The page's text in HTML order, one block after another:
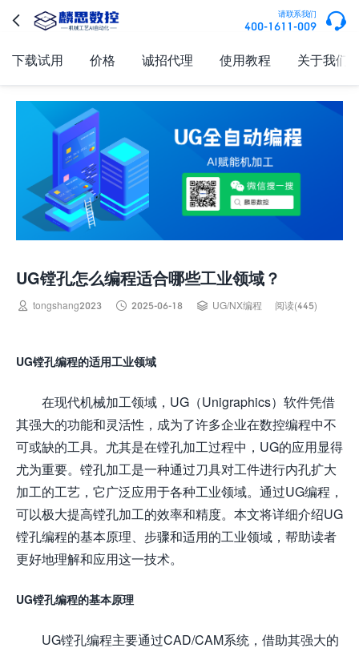
 请联系我们
400-1611-009 
下载试用 价格 诚招代理 使用教程 关于我们
UG镗孔怎么编程适合哪些工业领域？
 tongshang2023  2025-06-18  UG/NX编程 阅读(445)
UG镗孔编程的适用工业领域
在现代机械加工领域，UG（Unigraphics）软件凭借
其强大的功能和灵活性，成为了许多企业在数控编程中不
可或缺的工具。尤其是在镗孔加工过程中，UG的应用显得
尤为重要。镗孔加工是一种通过刀具对工件进行内孔扩大
加工的工艺，它广泛应用于各种工业领域。通过UG编程，
可以极大提高镗孔加工的效率和精度。本文将详细介绍UG
镗孔编程的基本原理、步骤和适用的工业领域，帮助读者
更好地理解和应用这一技术。
UG镗孔编程的基本原理
UG镗孔编程主要通过CAD/CAM系统，借助其强大的